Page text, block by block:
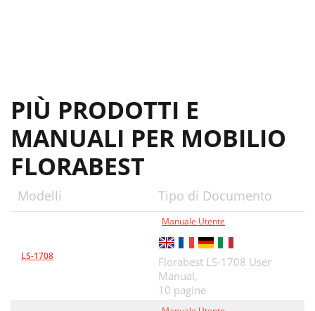
PIÙ PRODOTTI E
MANUALI PER MOBILIO
FLORABEST
Modelli Tipo di Documento
LS-1708
Manuale Utente
Florabest LS-1708 User
Manual,
10 pagine